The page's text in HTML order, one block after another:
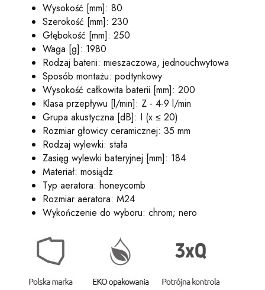
Wysokość [mm]: 80
Szerokość [mm]: 230
Głębokość [mm]: 250
Waga [g]: 1980
Rodzaj baterii: mieszaczowa, jednouchwytowa
Sposób montażu: podtynkowy
Wysokość całkowita baterii [mm]: 200
Klasa przepływu [l/min]: Z - 4-9 l/min
Grupa akustyczna [dB]: I (x ≤ 20)
Rozmiar głowicy ceramicznej: 35 mm
Rodzaj wylewki: stała
Zasięg wylewki bateryjnej [mm]: 184
Materiał: mosiądz
Typ aeratora: honeycomb
Rozmiar aeratora: M24
Wykończenie do wyboru: chrom; nero